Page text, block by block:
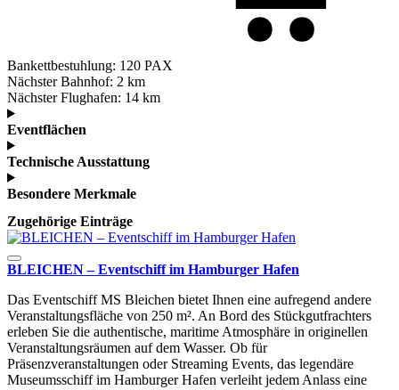
Bankettbestuhlung: 120 PAX
Nächster Bahnhof: 2 km
Nächster Flughafen: 14 km
Eventflächen
Technische Ausstattung
Besondere Merkmale
Zugehörige Einträge
BLEICHEN – Eventschiff im Hamburger Hafen
Das Eventschiff MS Bleichen bietet Ihnen eine aufregend andere
Veranstaltungsfläche von 250 m². An Bord des Stückgutfrachters
erleben Sie die authentische, maritime Atmosphäre in originellen
Veranstaltungsräumen auf dem Wasser. Ob für
Präsenzveranstaltungen oder Streaming Events, das legendäre
Museumsschiff im Hamburger Hafen verleiht jedem Anlass eine